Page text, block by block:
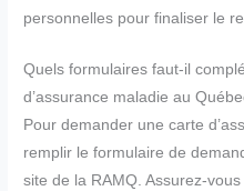
personnelles pour finaliser le
Quels formulaires faut-il
d’assurance maladie au
Pour demander une carte
remplir le formulaire de
site de la RAMQ. Assurez-